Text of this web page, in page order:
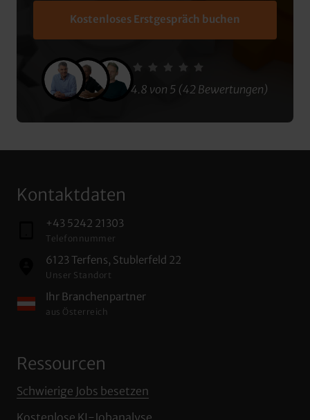
Kostenloses Erstgespräch buchen
4.8 von 5 (42 Bewertungen)
Kontaktdaten
+43 5242 21303
Telefonnummer
6123 Terfens, Stublerfeld 22
Unser Standort
Ihr Branchenpartner
aus Österreich
Ressourcen
Schwierige Jobs besetzen
Kostenlose KI‒ Jobanalyse